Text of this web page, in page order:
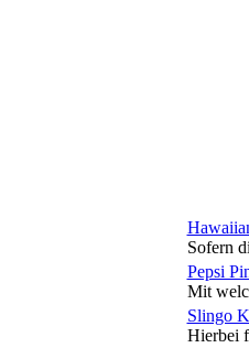
Sofern
Pepsi
Mit
Slingo
Hierbei